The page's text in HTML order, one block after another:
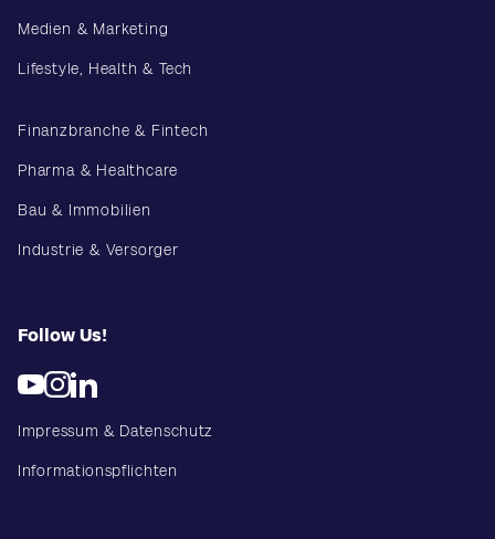
Medien & Marketing
Lifestyle, Health & Tech
Finanzbranche & Fintech
Pharma & Healthcare
Bau & Immobilien
Industrie & Versorger
Follow Us!
Impressum & Datenschutz
Informationspflichten